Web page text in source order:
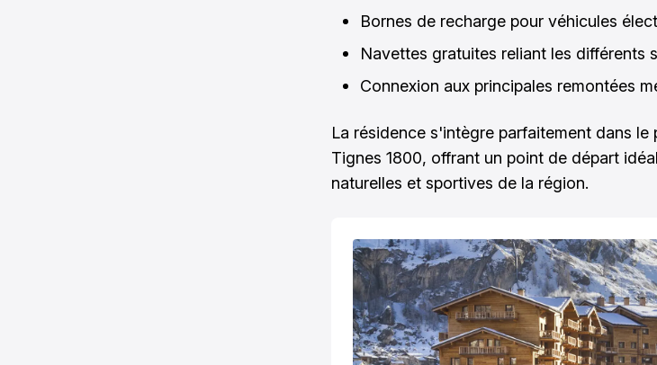
Bornes de recharge pour véhicules
Navettes gratuites reliant les différents
Connexion aux principales remontées
La résidence s'intègre parfaitement dans
Tignes 1800, offrant un point de départ
naturelles et sportives de la région.